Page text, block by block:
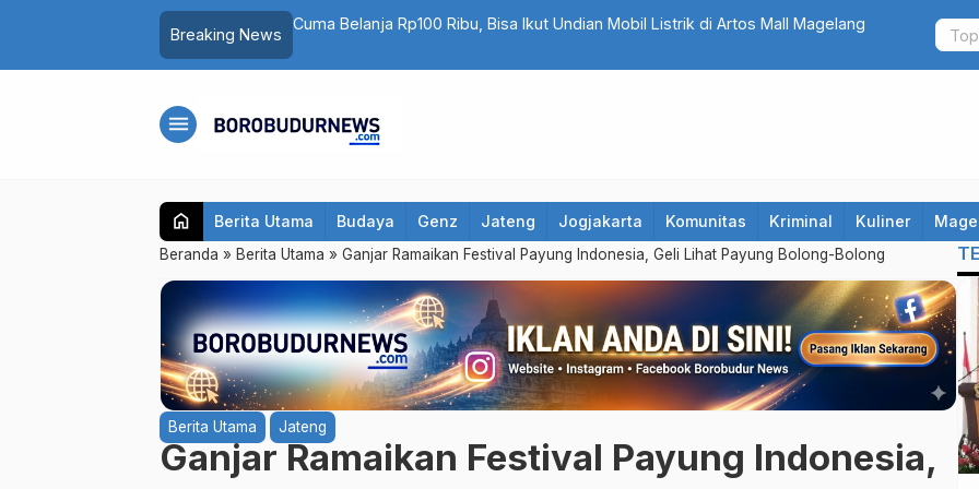
Breaking News
Cuma Belanja Rp100 Ribu, Bisa Ikut Undian Mobil Listrik di Artos Mall Magelang
PAN Kota
2 Kursi di
menu
home Berita Utama Budaya Genz Jateng Jogjakarta Komunitas Kriminal Kuliner
Beranda » Berita Utama » Ganjar Ramaikan Festival Payung Indonesia, Geli Lihat Payung Bolong-Bolong
Berita Utama Jateng
Ganjar Ramaikan Festival Payung Indonesia,